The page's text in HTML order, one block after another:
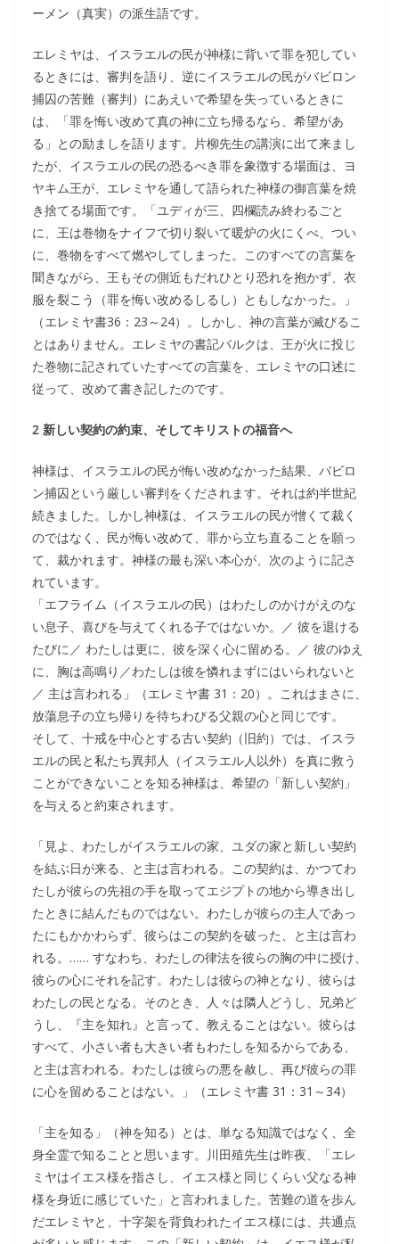
ーメン（真実）の派生語です。
エレミヤは、イスラエルの民が神様に背いて罪を犯してい
るときには、審判を語り、逆にイスラエルの民がバビロン
捕囚の苦難（審判）にあえいで希望を失っているときに
は、「罪を悔い改めて真の神に立ち帰るなら、希望があ
る」との励ましを語ります。片柳先生の講演に出て来まし
たが、イスラエルの民の恐るべき罪を象徴する場面は、ヨ
ヤキム王が、エレミヤを通して語られた神様の御言葉を焼
き捨てる場面です。「ユディが三、四欄読み終わるごと
に、王は巻物をナイフで切り裂いて暖炉の火にくべ、つい
に、巻物をすべて燃やしてしまった。このすべての言葉を
聞きながら、王もその側近もだれひとり恐れを抱かず、衣
服を裂こう（罪を悔い改めるしるし）ともしなかった。」
（エレミヤ書36：23～24）。しかし、神の言葉が滅びるこ
とはありません。エレミヤの書記バルクは、王が火に投じ
た巻物に記されていたすべての言葉を、エレミヤの口述に
従って、改めて書き記したのです。
2 新しい契約の約束、そしてキリストの福音へ
神様は、イスラエルの民が悔い改めなかった結果、バビロ
ン捕囚という厳しい審判をくだされます。それは約半世紀
続きました。しかし神様は、イスラエルの民が憎くて裁く
のではなく、民が悔い改めて、罪から立ち直ることを願っ
て、裁かれます。神様の最も深い本心が、次のように記さ
れています。
「エフライム（イスラエルの民）はわたしのかけがえのな
い息子、喜びを与えてくれる子ではないか。／ 彼を退ける
たびに／ わたしは更に、彼を深く心に留める。／ 彼のゆえ
に、胸は高鳴り／わたしは彼を憐れまずにはいられないと
／ 主は言われる」（エレミヤ書 31：20）。これはまさに、
放蕩息子の立ち帰りを待ちわびる父親の心と同じです。
そして、十戒を中心とする古い契約（旧約）では、イスラ
エルの民と私たち異邦人（イスラエル人以外）を真に救う
ことができないことを知る神様は、希望の「新しい契約」
を与えると約束されます。
「見よ、わたしがイスラエルの家、ユダの家と新しい契約
を結ぶ日が来る、と主は言われる。この契約は、かつてわ
たしが彼らの先祖の手を取ってエジプトの地から導き出し
たときに結んだものではない。わたしが彼らの主人であっ
たにもかかわらず、彼らはこの契約を破った、と主は言わ
れる。…… すなわち、わたしの律法を彼らの胸の中に授け、
彼らの心にそれを記す。わたしは彼らの神となり、彼らは
わたしの民となる。そのとき、人々は隣人どうし、兄弟ど
うし、『主を知れ』と言って、教えることはない。彼らは
すべて、小さい者も大きい者もわたしを知るからである、
と主は言われる。わたしは彼らの悪を赦し、再び彼らの罪
に心を留めることはない。」（エレミヤ書 31：31～34）
「主を知る」（神を知る）とは、単なる知識ではなく、全
身全霊で知ることと思います。川田殖先生は昨夜、「エレ
ミヤはイエス様を指さし、イエス様と同じくらい父なる神
様を身近に感じていた」と言われました。苦難の道を歩ん
だエレミヤと、十字架を背負われたイエス様には、共通点